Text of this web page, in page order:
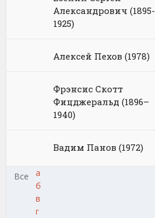
Александрович (1895-
1925)
Алексей Пехов (1978)
Фрэнсис Скотт
Фицджеральд (1896–
1940)
Вадим Панов (1972)
Все
а
б
в
г